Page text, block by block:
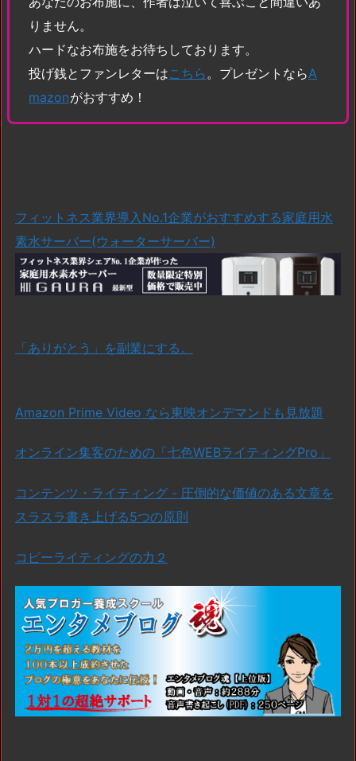
りません。
ハードなお布施をお待ちしております。
投げ銭とファンレターはこちら 。プレゼントならA
mazonがおすすめ！
フィットネス業界導入No.1企業がおすすめする家庭用水
素水サーバー(ウォーターサーバー)
「ありがとう」を副業にする。
Amazon Prime Video なら東映オンデマンドも見放題
オンライン集客のための「七色WEBライティングPro」
コンテンツ・ライティング - 圧倒的な価値のある文章を
スラスラ書き上げる5つの原則
コピーライティングの力２